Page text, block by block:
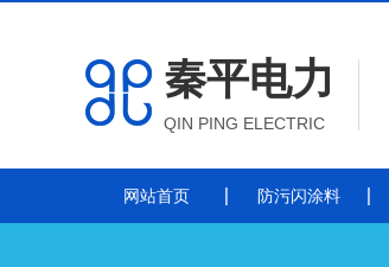
秦平电力
QIN PING ELECTRIC
网站首页 防污闪涂料